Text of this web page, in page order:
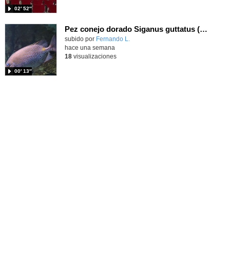
02′ 52″
Pez conejo dorado Siganus guttatus (Bloch, 1786)
Contenido educativo.
subido por Fernando L.
00′ 13″
hace una semana
18visualizaciones